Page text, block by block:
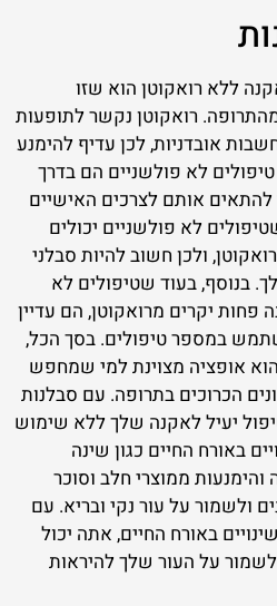
ללא רואקוטן הוא שזו
רואקוטן נקשר לתופעות
אובדניות, לכן עדיף להימנע
לא פולשניים הם בדרך
להתאים אותם לצרכים האישיים
לא פולשניים יכולים
ולכן חשוב להיות סבלני
בנוסף, בעוד שטיפולים לא
פחות יקרים מרואקוטן, הם עדיין
במספר טיפולים. בסך הכל,
אופציה מצוינת למי שמחפש
הכרוכים בתרופה. עם סבלנות
יעיל לאקנה שלך ללא שימוש
באורח החיים כגון שינה
ממוצרי חלב וסוכר
ולשמור על עור נקי ובריא. עם
באורח החיים, אתה יכול
על העור שלך להיראות